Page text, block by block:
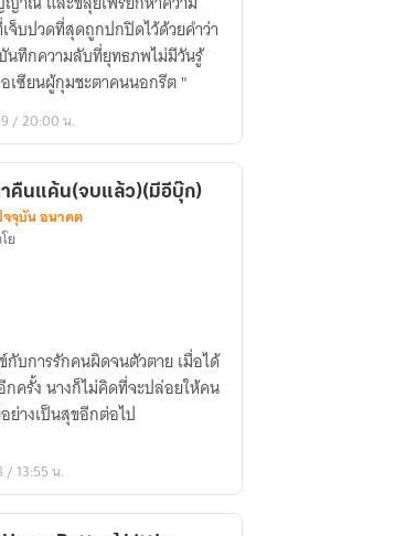
จ็บปวดที่สุดถูกปกปิดไว้ด้วยคำว่า
ทึกความลับที่ยุทธภพไม่มีวันรู้
เซียนผู้กุมชะตาคนนอกรีต "
/ 20:00 น.
คืนแค้น(จบแล้ว)(มีอีบุ๊ก)
จุบัน อนาคต
ย
บการรักคนผิดจนตัวตาย เมื่อได้
ครั้ง นางก็ไม่คิดที่จะปล่อยให้คน
ย่างเป็นสุขอีกต่อไป
/ 13:55 น.